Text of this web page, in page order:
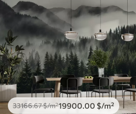
33166.67$/m²19900 .00 $/m²